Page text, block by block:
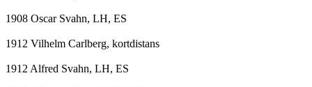
1908 Oscar Svahn, LH, ES
1912 Vilhelm Carlberg, kortdistans
1912 Alfred Svahn, LH, ES